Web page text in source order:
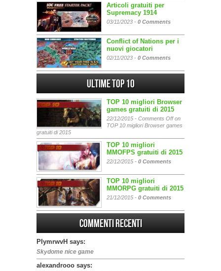
Articoli gratuiti per
Supremacy 1914
03/11/2023 - 0 Comments
Conflict of Nations per i
nuovi giocatori
02/11/2023 - 0 Comments
Ultime Top 10
TOP 10 migliori Browser
games gratuiti di 2015
22/12/2015 - Comments Offon
TOP 10 migliori Browser games
gratuiti di 2015
TOP 10 migliori
MMOFPS gratuiti di 2015
22/12/2015 - 0 Comments
TOP 10 migliori
MMORPG gratuiti di 2015
21/12/2015 - 0 Comments
Commenti Recenti
PIymrwvH says:
Skydome nice game
alexandrooo says: